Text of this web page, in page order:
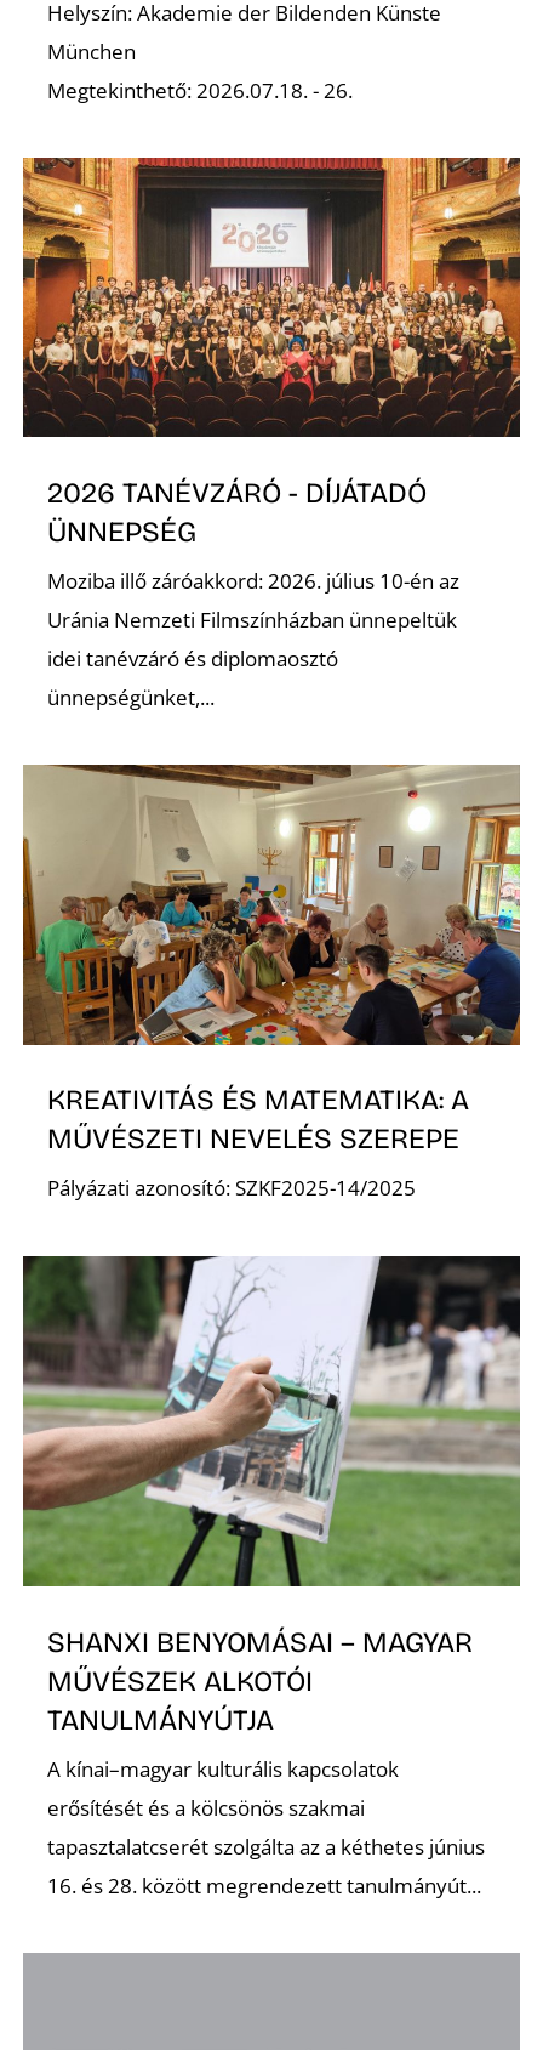
Helyszín: Akademie der Bildenden Künste
München
Megtekinthető: 2026.07.18. - 26.
2026 TANÉVZÁRÓ - DÍJÁTADÓ
ÜNNEPSÉG
Moziba illő záróakkord: 2026. július 10-én az
Uránia Nemzeti Filmszínházban ünnepeltük
idei tanévzáró és diplomaosztó
ünnepségünket,...
KREATIVITÁS ÉS MATEMATIKA: A
MŰVÉSZETI NEVELÉS SZEREPE
Pályázati azonosító: SZKF2025-14/2025
SHANXI BENYOMÁSAI – MAGYAR
MŰVÉSZEK ALKOTÓI
TANULMÁNYÚTJA
A kínai–magyar kulturális kapcsolatok
erősítését és a kölcsönös szakmai
tapasztalatcserét szolgálta az a kéthetes június
16. és 28. között megrendezett tanulmányút...